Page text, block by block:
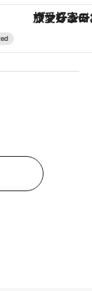
【銀座で出合う最旬美容】美髪ケアや上質